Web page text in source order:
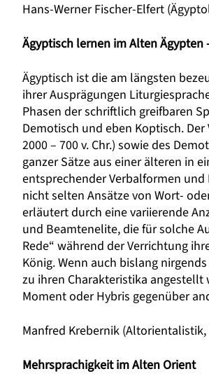
Hans-Werner Fischer-Elfert
Ägyptisch lernen im Alten
Ägyptisch ist die am längsten
ihrer Ausprägungen
Phasen der schriftlich greifbaren
Demotisch und eben Koptisch.
2000 – 700 v. Chr.) sowie des
ganzer Sätze aus einer älteren in
entsprechender Verbalformen
nicht selten Ansätze von Wort-
erläutert durch eine variierende
und Beamtenelite, die für solche
Rede“ während der Verrichtung
König. Wenn auch bislang
zu ihren Charakteristika
Moment oder Hybris gegenüber
Manfred Krebernik
Mehrsprachigkeit im Alten Orient